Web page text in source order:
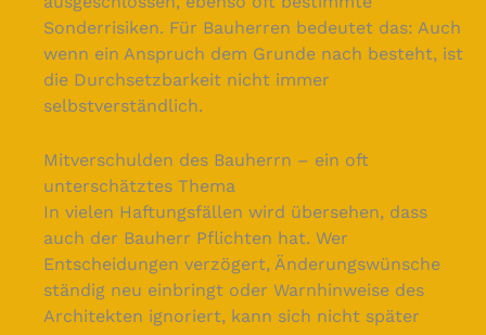
Sonderrisiken. Für Bauherren bedeutet das: Auch
wenn ein Anspruch dem Grunde nach besteht, ist
die Durchsetzbarkeit nicht immer
selbstverständlich.
Mitverschulden des Bauherrn – ein oft
unterschätztes Thema
In vielen Haftungsfällen wird übersehen, dass
auch der Bauherr Pflichten hat. Wer
Entscheidungen verzögert, Änderungswünsche
ständig neu einbringt oder Warnhinweise des
Architekten ignoriert, kann sich nicht später